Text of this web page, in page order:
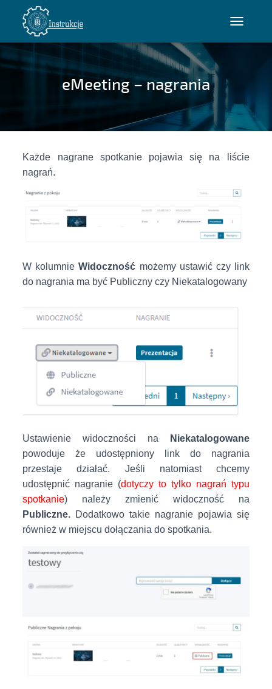
R
C
A
G
J
eMeeting – nagrania
Każde nagrane spotkanie pojawia się na liście
nagrań.
W kolumnieWidoczność możemy ustawić czy link
do nagrania ma być Publiczny czy Niekatalogowany
Ustawienie widoczności na
Niekatalogowane
powoduje że udostępniony link do nagrania
przestaje działać. Jeśli natomiast chcemy
udostępnić nagranie (dotyczy to tylko nagrań typu
spotkanie) należy zmienić widoczność na
Publiczne. Dodatkowo takie nagranie pojawia się
również w miejscu dołączania do spotkania.